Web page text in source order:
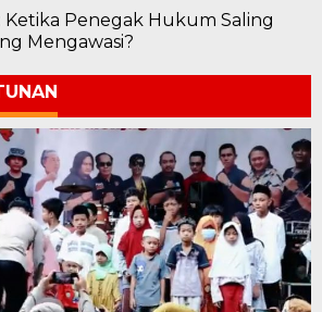
Ketika Penegak Hukum Saling
Mengawasi?